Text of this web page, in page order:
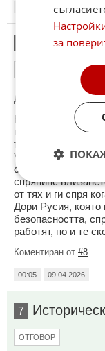
08.04.2026
Факти
До коментар от
Не са същите.
подобрения за
тя имаше такива и
V-230 и не
спряни. Словакия
спрянинс
от тях и ги спря
Дори Русия,
безопасността,
работят, но и те
Коментиран от #8
00:05 09.04.2026
7
ОТГОВОР
за